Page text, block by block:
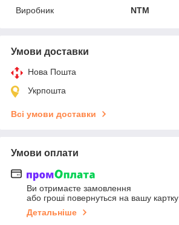
Виробник
NTM
Умови доставки
Нова Пошта
Укрпошта
Всі умови доставки
Умови оплати
Ви отримаєте замовлення
або гроші повернуться на вашу картку
Детальніше